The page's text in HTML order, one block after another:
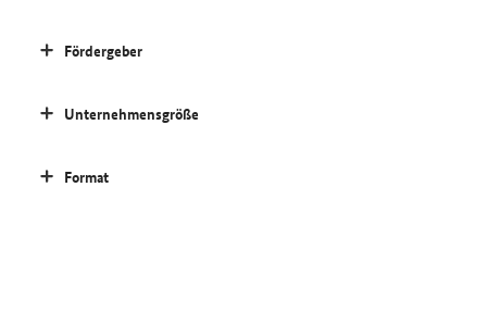
Fördergeber
Unternehmensgröße
Format